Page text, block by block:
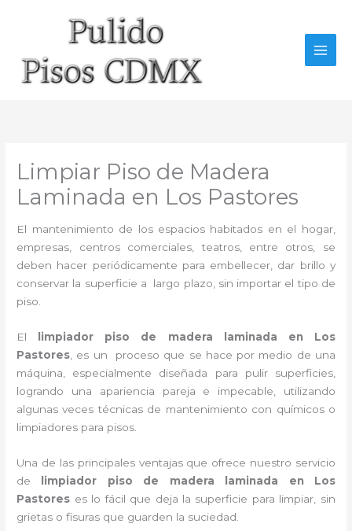
Limpiar Piso de Madera
Laminada en Los Pastores
El mantenimiento de los espacios habitados en el hogar,
empresas, centros comerciales, teatros, entre otros, se
deben hacer periódicamente para embellecer, dar brillo y
conservar la superficie a largo plazo, sin importar el tipo de
piso.
El
limpiador piso de madera laminada en Los
Pastores , es un proceso que se hace por medio de una
máquina, especialmente diseñada para pulir superficies,
logrando una apariencia pareja e impecable, utilizando
algunas veces técnicas de mantenimiento con químicos o
limpiadores para pisos.
Una de las principales ventajas que ofrece nuestro servicio
de
limpiador piso de madera laminada en Los
Pastores es lo fácil que deja la superficie para limpiar, sin
grietas o fisuras que guarden la suciedad.